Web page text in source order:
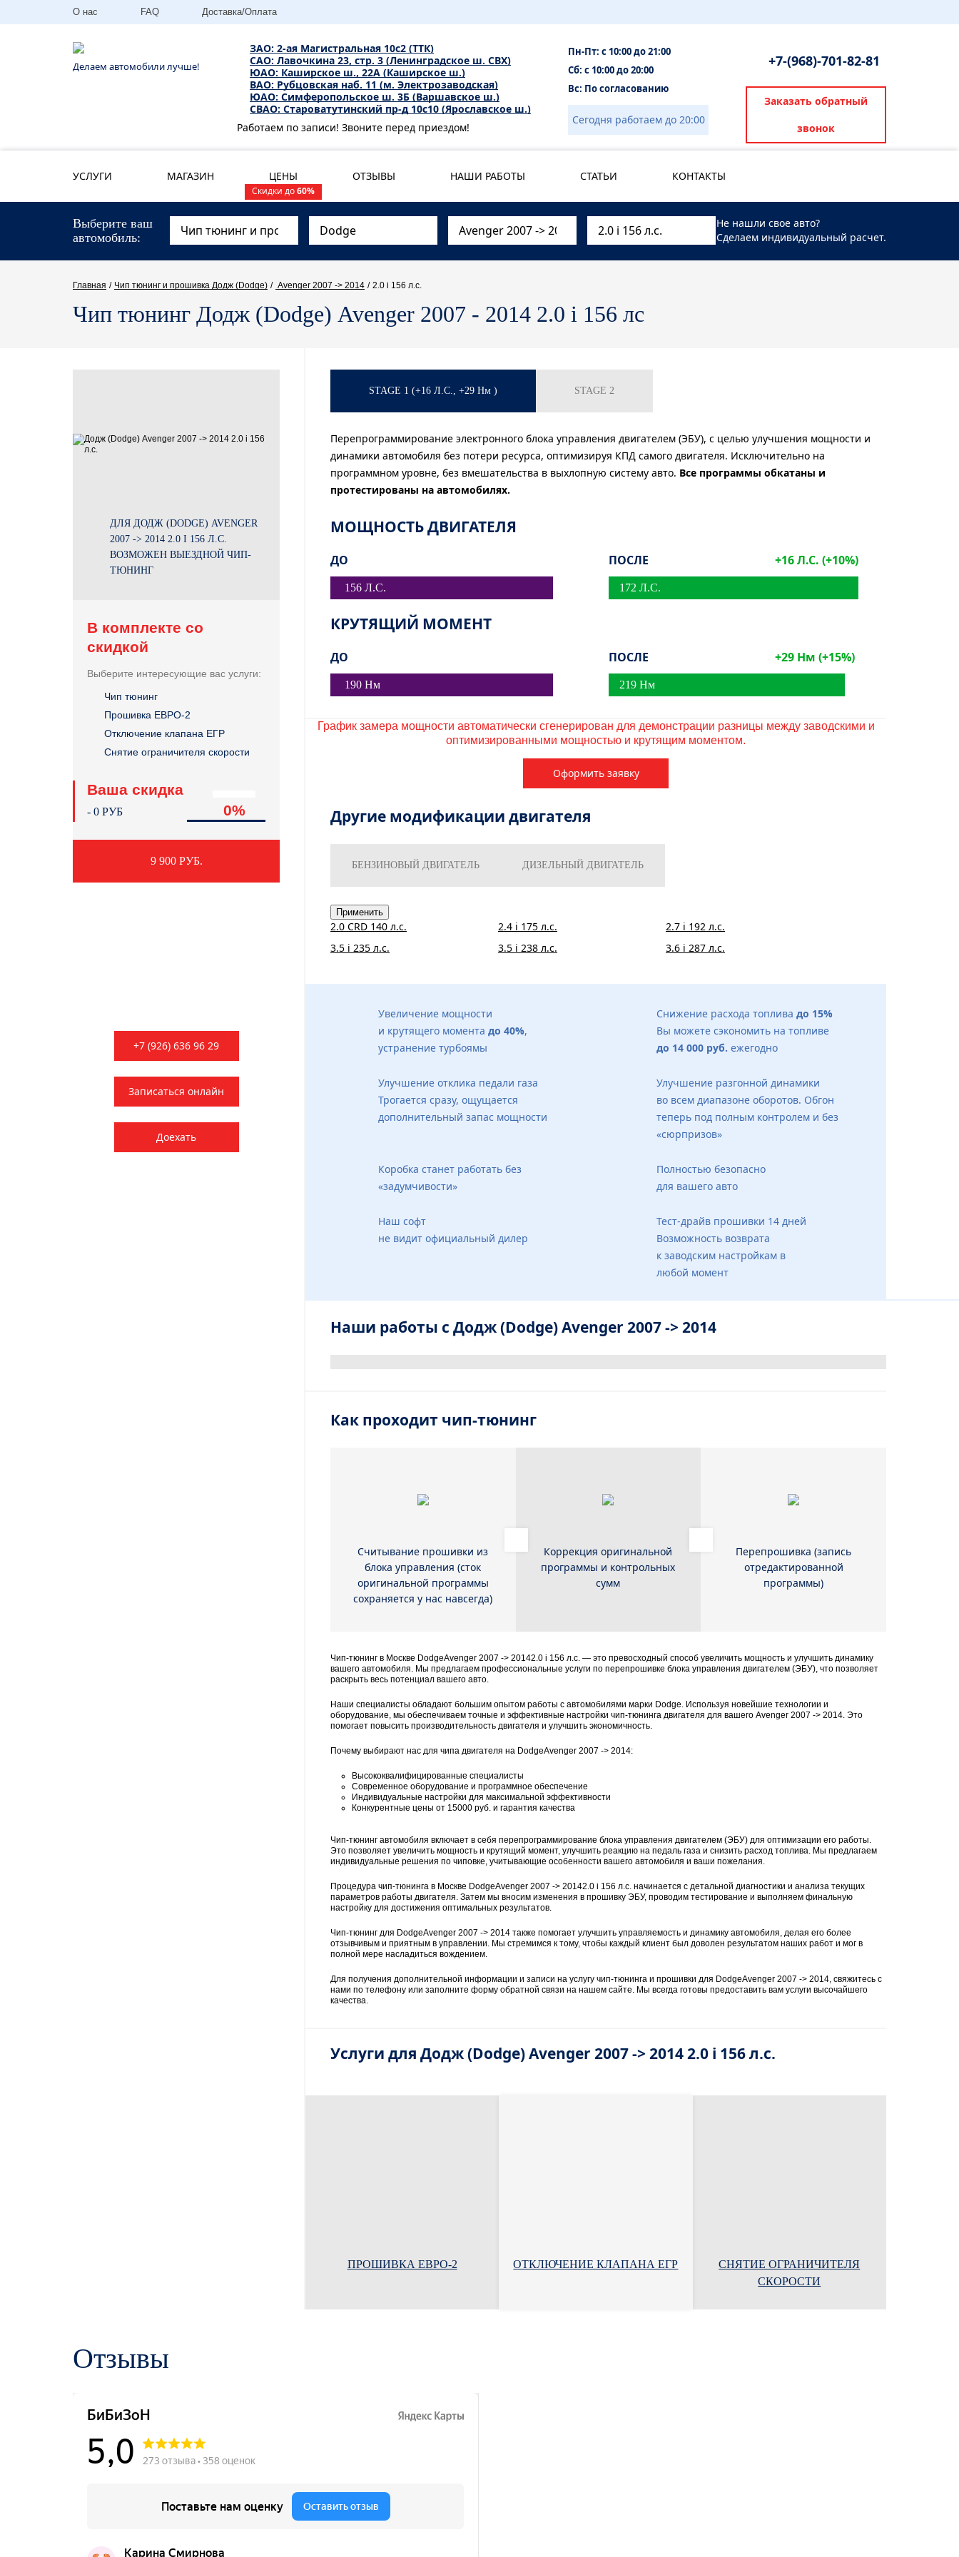
О нас FAQ Доставка/Оплата
Делаем автомобили лучше!
ЗАО: 2-ая Магистральная 10с2 (ТТК)
САО: Лавочкина 23, стр. 3 (Ленинградское ш. СВХ)
ЮАО: Каширское ш., 22А (Каширское ш.)
ВАО: Рубцовская наб. 11 (м. Электрозаводская)
ЮАО: Симферопольское ш. 3Б (Варшавское ш.)
СВАО: Староватутинский пр-д 10с10 (Ярославское ш.)
Работаем по записи! Звоните перед приездом!
Пн-Пт: с 10:00 до 21:00
Сб: с 10:00 до 20:00
Вс: По согласованию
Сегодня работаем до 20:00
+7-(968)-701-82-81
Заказать обратный
звонок
УСЛУГИ МАГАЗИН ЦЕНЫ
Скидки до60%
ОТЗЫВЫ НАШИ РАБОТЫ СТАТЬИ КОНТАКТЫ
Выберите ваш
автомобиль
Не нашли свое авто?
Сделаем индивидуальный расчет.
Главная / Чип тюнинг и прошивка Додж (Dodge) / Avenger 2007 -> 2014 / 2.0 i 156 л.с.
Чип тюнинг Додж (Dodge) Avenger 2007 - 2014 2.0 i 156 лс
ДЛЯ ДОДЖ (DODGE) AVENGER
2007 -> 2014 2.0 I 156 Л.С.
ВОЗМОЖЕН ВЫЕЗДНОЙ ЧИП-
ТЮНИНГ
В комплекте со
скидкой
Выберите интересующие вас услуги:
Чип тюнинг
Прошивка ЕВРО-2
Отключение клапана ЕГР
Снятие ограничителя скорости
Ваша скидка
- 0 РУБ 0%
9 900 РУБ.
+7 (926) 636 96 29
Записаться онлайн
Доехать
STAGE 1 (+16 Л.С., +29 Нм ) STAGE 2
Перепрограммирование электронного блока управления двигателем (ЭБУ), с целью улучшения мощности и
динамики автомобиля без потери ресурса, оптимизируя КПД самого двигателя. Исключительно на
программном уровне, без вмешательства в выхлопную систему авто. Все программы обкатаны и
протестированы на автомобилях.
МОЩНОСТЬ ДВИГАТЕЛЯ
ДО ПОСЛЕ +16Л.С. (+10%)
156 Л.С. 172 Л.С.
КРУТЯЩИЙ МОМЕНТ
ДО ПОСЛЕ +29 Нм (+15%)
190 Нм 219 Нм
График замера мощности автоматически сгенерирован для демонстрации разницы между заводскими и
оптимизированными мощностью и крутящим моментом.
Оформить заявку
Другие модификации двигателя
БЕНЗИНОВЫЙ ДИЗЕЛЬНЫЙ
2.0 CRD 140 л.с. 2.4 i 175 л.с.
2.7 i 192 л.с.
3.5 i 235 л.с.
3.5 i 238 л.с. 3.6 i 287 л.с.
Увеличение мощности
и крутящего момента до 40%,
устранение турбоямы
Снижение расхода топлива до 15%
Вы можете сэкономить на топливе
до 14 000 руб. ежегодно
Улучшение отклика педали газа
Трогается сразу, ощущается
дополнительный запас мощности
Улучшение разгонной динамики
во всем диапазоне оборотов. Обгон
теперь под полным контролем и без
«сюрпризов»
Коробка станет работать без
«задумчивости»
Полностью безопасно
для вашего авто
Наш софт
не видит официальный дилер
Тест-драйв прошивки 14 дней
Возможность возврата
к заводским настройкам в
любой момент
Наши работы с Додж (Dodge) Avenger 2007 -> 2014
Как проходит чип-тюнинг
Считывание прошивки из
блока управления (сток
оригинальной программы
сохраняется у нас навсегда)
Коррекция оригинальной
программы и контрольных
сумм
Перепрошивка (запись
отредактированной
программы)
Чип-тюнинг в Москве DodgeAvenger 2007 -> 20142.0 i 156 л.с. — это превосходный способ увеличить мощность и улучшить динамику
вашего автомобиля. Мы предлагаем профессиональные услуги по перепрошивке блока управления двигателем (ЭБУ), что позволяет
раскрыть весь потенциал вашего авто.
Наши специалисты обладают большим опытом работы с автомобилями марки Dodge. Используя новейшие технологии и
оборудование, мы обеспечиваем точные и эффективные настройки чип-тюнинга двигателя для вашего Avenger 2007 -> 2014. Это
помогает повысить производительность двигателя и улучшить экономичность.
Почему выбирают нас для чипа двигателя на DodgeAvenger 2007 -> 2014:
Высококвалифицированные специалисты
Современное оборудование и программное обеспечение
Индивидуальные настройки для максимальной эффективности
Конкурентные цены от 15000 руб. и гарантия качества
Чип-тюнинг автомобиля включает в себя перепрограммирование блока управления двигателем (ЭБУ) для оптимизации его работы.
Это позволяет увеличить мощность и крутящий момент, улучшить реакцию на педаль газа и снизить расход топлива. Мы предлагаем
индивидуальные решения по чиповке, учитывающие особенности вашего автомобиля и ваши пожелания.
Процедура чип-тюнинга в Москве DodgeAvenger 2007 -> 20142.0 i 156 л.с. начинается с детальной диагностики и анализа текущих
параметров работы двигателя. Затем мы вносим изменения в прошивку ЭБУ, проводим тестирование и выполняем финальную
настройку для достижения оптимальных результатов.
Чип-тюнинг для DodgeAvenger 2007 -> 2014 также помогает улучшить управляемость и динамику автомобиля, делая его более
отзывчивым и приятным в управлении. Мы стремимся к тому, чтобы каждый клиент был доволен результатом наших работ и мог в
полной мере насладиться вождением.
Для получения дополнительной информации и записи на услугу чип-тюнинга и прошивки для DodgeAvenger 2007 -> 2014, свяжитесь с
нами по телефону или заполните форму обратной связи на нашем сайте. Мы всегда готовы предоставить вам услуги высочайшего
качества.
Услуги для Додж (Dodge) Avenger 2007 -> 2014 2.0 i 156 л.с.
ПРОШИВКА ЕВРО-2 ОТКЛЮЧЕНИЕ КЛАПАНА ЕГР
СНЯТИЕ ОГРАНИЧИТЕЛЯ
СКОРОСТИ
Отзывы